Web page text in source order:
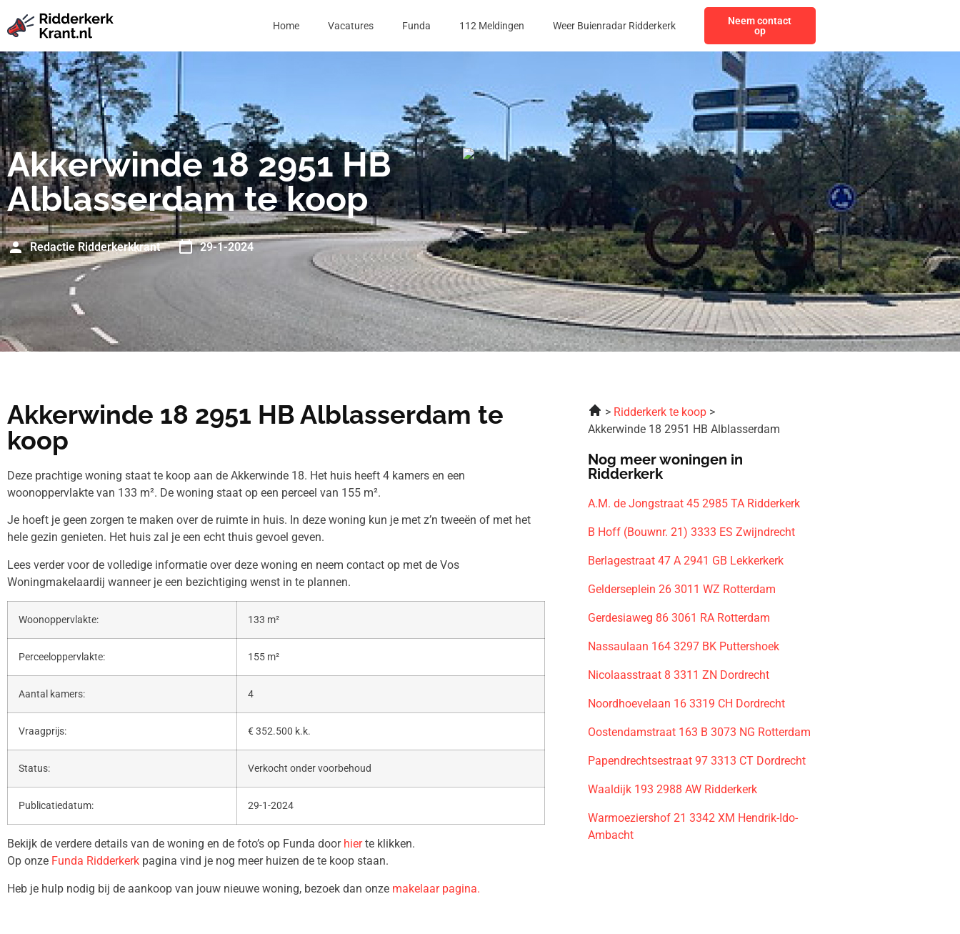
Home Vacatures Funda 112 Meldingen Weer Buienradar Ridderkerk
Neem contact
op
Akkerwinde 18 2951 HB
Alblasserdam te koop
Redactie Ridderkerkkrant 29-1-2024
Akkerwinde 18 2951 HB Alblasserdam te
koop
Deze prachtige woning staat te koop aan de Akkerwinde 18. Het huis heeft 4 kamers en een
woonoppervlakte van 133 m². De woning staat op een perceel van 155 m².
Je hoeft je geen zorgen te maken over de ruimte in huis. In deze woning kun je met z’n tweeën of met het
hele gezin genieten. Het huis zal je een echt thuis gevoel geven.
Lees verder voor de volledige informatie over deze woning en neem contact op met de Vos
Woningmakelaardij wanneer je een bezichtiging wenst in te plannen.
Woonoppervlakte: 133 m²
Perceeloppervlakte: 155 m²
Aantal kamers: 4
Vraagprijs: € 352.500 k.k.
Status: Verkocht onder voorbehoud
Publicatiedatum: 29-1-2024
Bekijk de verdere details van de woning en de foto’s op Funda door hierte klikken.
Op onze Funda Ridderkerk pagina vind je nog meer huizen de te koop staan.
Heb je hulp nodig bij de aankoop van jouw nieuwe woning, bezoek dan onze makelaar pagina.
Ridderkerk te koop
Akkerwinde 18 2951 HB Alblasserdam
Nog meer woningen in
Ridderkerk
A.M. de Jongstraat 45 2985 TA Ridderkerk
B Hoff (Bouwnr. 21) 3333 ES Zwijndrecht
Berlagestraat 47 A 2941 GB Lekkerkerk
Gelderseplein 26 3011 WZ Rotterdam
Gerdesiaweg 86 3061 RA Rotterdam
Nassaulaan 164 3297 BK Puttershoek
Nicolaasstraat 8 3311 ZN Dordrecht
Noordhoevelaan 16 3319 CH Dordrecht
Oostendamstraat 163 B 3073 NG Rotterdam
Papendrechtsestraat 97 3313 CT Dordrecht
Waaldijk 193 2988 AW Ridderkerk
Warmoeziershof 21 3342 XM Hendrik-Ido-
Ambacht